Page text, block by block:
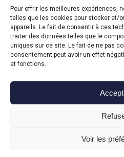
Pour offrir les meilleures expériences,
telles que les cookies pour stocker et/
appareils. Le fait de consentir à ces
traiter des données telles que le
uniques sur ce site. Le fait de ne pas
consentement peut avoir un effet
et fonctions.
Voir les
Bons Plans
Vacances avec
13 décembre
Toody
Mentions légales